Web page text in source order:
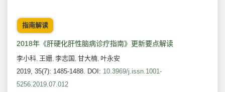
指南解读
2018年《肝硬化肝性脑病诊疗指南》更新要点解读
李小科, 王姗, 李志国 , 甘大楠, 叶永安
2019, 35(7): 1485-1488. DOI: 10.3969/j.issn.1001-
5256.2019.07.012